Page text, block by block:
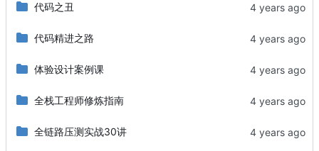
代码之丑
代码精进之路
体验设计案例课
全栈工程师修炼指南
全链路压测实战30讲